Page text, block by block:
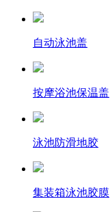
自动泳池盖
按摩浴池保温盖
泳池防滑地胶
集装箱泳池胶膜